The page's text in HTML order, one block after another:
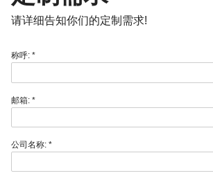
请详细告知你们的定制需求!
称呼: *
邮箱: *
公司名称: *